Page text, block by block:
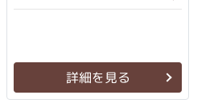
詳細を見る